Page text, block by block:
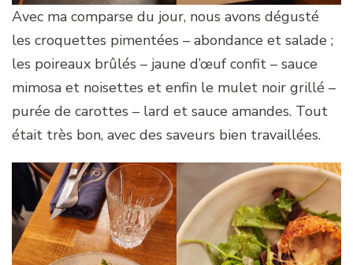
Avec ma comparse du jour, nous avons dégusté
les croquettes pimentées – abondance et salade ;
les poireaux brûlés – jaune d’œuf confit – sauce
mimosa et noisettes et enfin le mulet noir grillé –
purée de carottes – lard et sauce amandes. Tout
était très bon, avec des saveurs bien travaillées.